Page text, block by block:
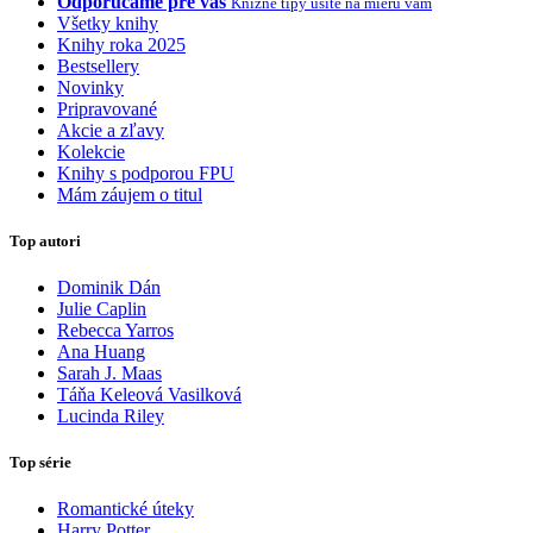
Všetky knihy
Knihy roka 2025
Bestsellery
Novinky
Pripravované
Akcie a zľavy
Kolekcie
Knihy s podporou FPU
Mám záujem o titul
Top autori
Dominik Dán
Julie Caplin
Rebecca Yarros
Ana Huang
Sarah J. Maas
Táňa Keleová Vasilková
Lucinda Riley
Top série
Romantické úteky